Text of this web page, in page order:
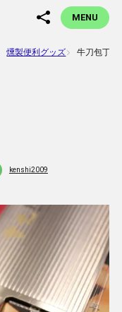
MENU
燻製便利グッズ 牛刀包丁
kenshi2009